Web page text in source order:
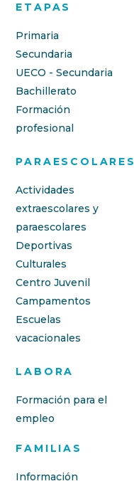
ETAPAS
Primaria
Secundaria
UECO - Secundaria
Bachillerato
Formación
profesional
PARAESCOLARES
Actividades
extraescolares y
paraescolares
Deportivas
Culturales
Centro Juvenil
Campamentos
Escuelas
vacacionales
LABORA
Formación para el
empleo
FAMILIAS
Información